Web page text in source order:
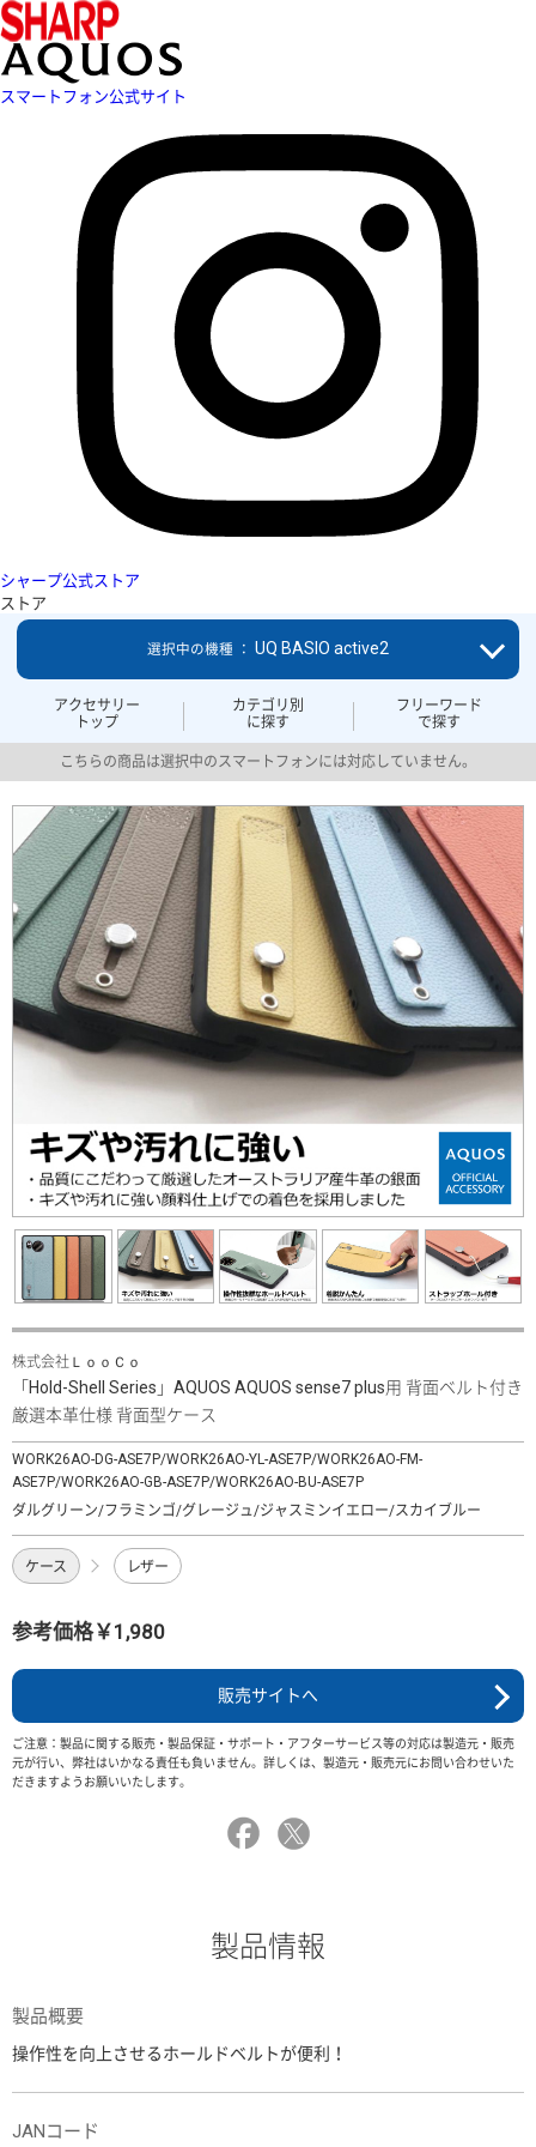
スマートフォン公式サイト
シャープ公式ストア
ストア
アクセサリー
トップ
カテゴリ別
に探す
フリーワード
で探す
選択中の機種 ： UQ BASIO active2
こちらの商品は選択中のスマートフォンには対応していません。
株式会社ＬｏｏＣｏ
「Hold-Shell Series」AQUOS AQUOS sense7 plus用 背面ベルト付き
厳選本革仕様 背面型ケース
WORK26AO-DG-ASE7P/WORK26AO-YL-ASE7P/WORK26AO-FM-
ASE7P/WORK26AO-GB-ASE7P/WORK26AO-BU-ASE7P
ダルグリーン/フラミンゴ/グレージュ/ジャスミンイエロー/スカイブルー
ケース レザー
参考価格￥1,980
販売サイトへ
ご注意：製品に関する販売・製品保証・サポート・アフターサービス等の対応は製造元・販売
元が行い、弊社はいかなる責任も負いません。詳しくは、製造元・販売元にお問い合わせいた
だきますようお願いいたします。
製品情報
製品概要
操作性を向上させるホールドベルトが便利！
JANコード